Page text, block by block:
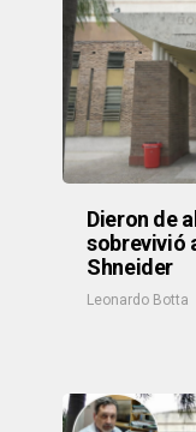
Dieron de
sobrevivió
Shneider
Leonardo Botta